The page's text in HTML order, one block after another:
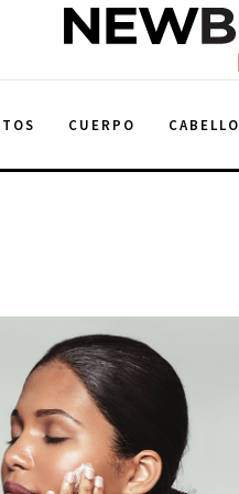
NewBeauty
CUERPO CABELLO